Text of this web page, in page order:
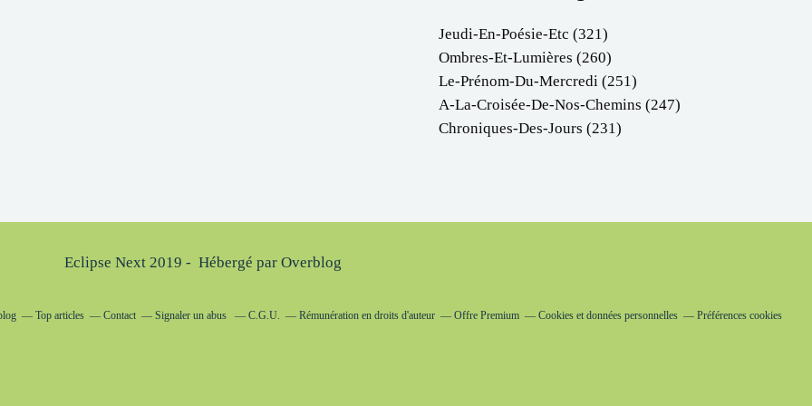
Jeudi-En-Poésie-Etc (321)
Ombres-Et-Lumières (260)
Le-Prénom-Du-Mercredi (251)
A-La-Croisée-De-Nos-Chemins (247)
Chroniques-Des-Jours (231)
Eclipse Next 2019 - Hébergé par Overblog
Top articles Contact Signaler un abus C.G.U. Rémunération en droits d'auteur Offre Premium Cookies et données personnelles Préférences cookies